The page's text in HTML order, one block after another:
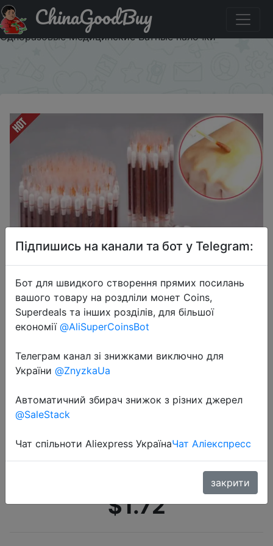
Придбати Медицинские многофункциональные
дезинфицирующие палочки, 50 шт., для макияжа, йода,
Одноразовые Медицинские Ватные палочки
ChinaGoodBuy
2022-04-18
Медицинские
многофункциональные
дезинфицирующие палочки, 50
Одноразовые Медицинские
Ватные палочки
$1.72
Підпишись на канали та бот у Telegram:
Бот для швидкого створення прямих посилань
вашого товару на роздліли монет Coins,
Superdeals та інших розділів, для більшої
економії @AliSuperCoinsBot
Телеграм канал зі знижками виключно для
України @ZnyzkaUa
Автоматичний збирач знижок з різних джерел
@SaleStack
Чат спільноти Aliexpress УкраїнаЧат Аліекспресс
закрити